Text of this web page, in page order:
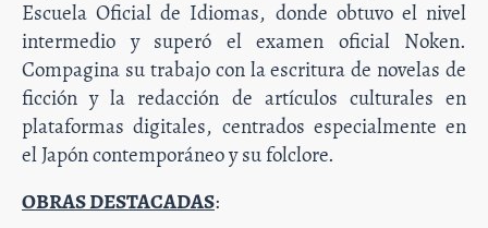
Escuela Oficial de Idiomas, donde obtuvo el nivel
intermedio y superó el examen oficial Noken.
Compagina su trabajo con la escritura de novelas de
ficción y la redacción de artículos culturales en
plataformas digitales, centrados especialmente en
el Japón contemporáneo y su folclore.
OBRAS DESTACADAS: